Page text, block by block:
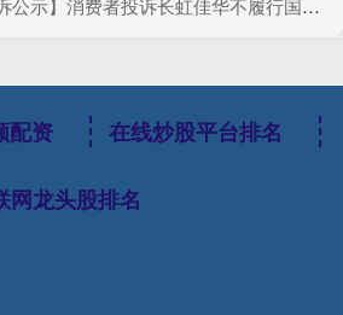
费者投诉长虹佳华不履行国家规定的三包义务问题
配资 在线炒股平台排名
网龙头股排名